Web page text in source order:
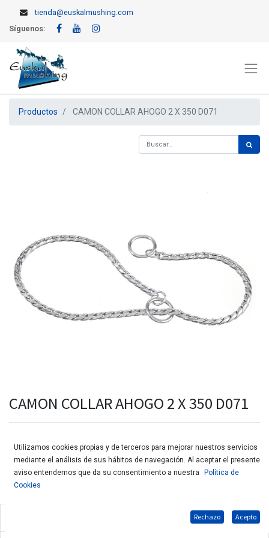
tienda@euskalmushing.com
Síguenos:
Productos CAMON COLLAR AHOGO 2 X 350 D071
CAMON COLLAR AHOGO 2 X 350 D071
Utilizamos cookies propias y de terceros para mejorar nuestros servicios
mediante el análisis de sus hábitos de navegación. Al aceptar el presente
aviso entendemos que da su consentimiento a nuestra
Política de
Cookies
Rechazo Acepto